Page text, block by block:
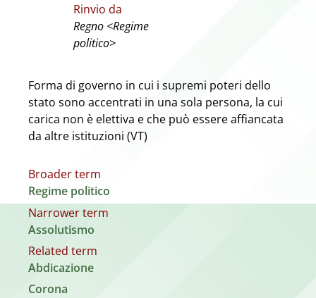
Rinvio da
Regno <Regime
politico>
Forma di governo in cui i supremi poteri dello
stato sono accentrati in una sola persona, la cui
carica non è elettiva e che può essere affiancata
da altre istituzioni (VT)
Broader term
Regime politico
Narrower term
Assolutismo
Related term
Abdicazione
Corona